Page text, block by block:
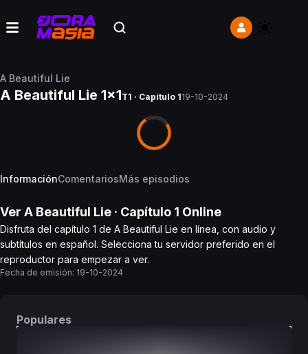
A Beautiful Lie
A Beautiful Lie 1x1T1 · Capítulo 119-10-2024
InformaciónComentariosMás episodios
Ver A Beautiful Lie · Capítulo 1 Online
Disfruta del capítulo 1 de A Beautiful Lie en línea, con audio y
subtítulos en español. Selecciona tu servidor preferido en el
reproductor para empezar a ver.
Fecha de emisión: 19-10-2024
Populares